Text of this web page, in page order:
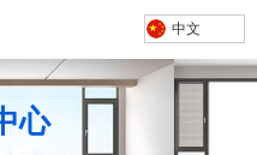
中文
心